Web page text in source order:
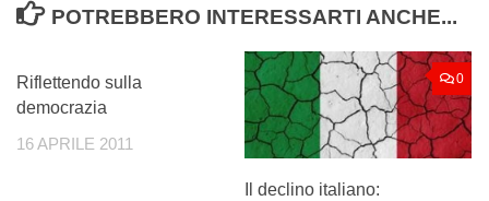
POTREBBERO INTERESSARTI ANCHE...
Riflettendo sulla
democrazia
16 APRILE 2011
0
Il declino italiano: